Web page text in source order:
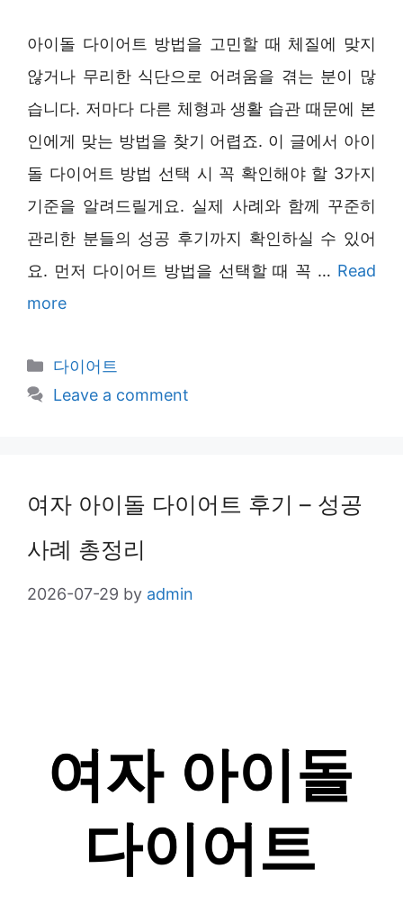
아이돌 다이어트 방법을 고민할 때 체질에 맞지
않거나 무리한 식단으로 어려움을 겪는 분이 많
습니다. 저마다 다른 체형과 생활 습관 때문에 본
인에게 맞는 방법을 찾기 어렵죠. 이 글에서 아이
돌 다이어트 방법 선택 시 꼭 확인해야 할 3가지
기준을 알려드릴게요. 실제 사례와 함께 꾸준히
관리한 분들의 성공 후기까지 확인하실 수 있어
요. 먼저 다이어트 방법을 선택할 때 꼭 … Read
more
Categories
다이어트
Leave a comment
여자 아이돌 다이어트 후기 – 성공
사례 총정리
2026-07-29 by admin